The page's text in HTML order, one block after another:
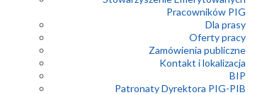
Pracowników PIG
Dla prasy
Oferty pracy
Zamówienia publiczne
Kontakt i lokalizacja
BIP
Patronaty Dyrektora PIG-PIB